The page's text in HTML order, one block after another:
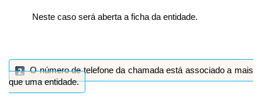
Neste caso será aberta a ficha da entidade.
O número de telefone da chamada está associado a mais
que uma entidade.